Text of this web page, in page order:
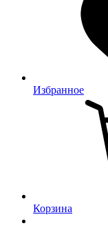
Избранное
Корзина